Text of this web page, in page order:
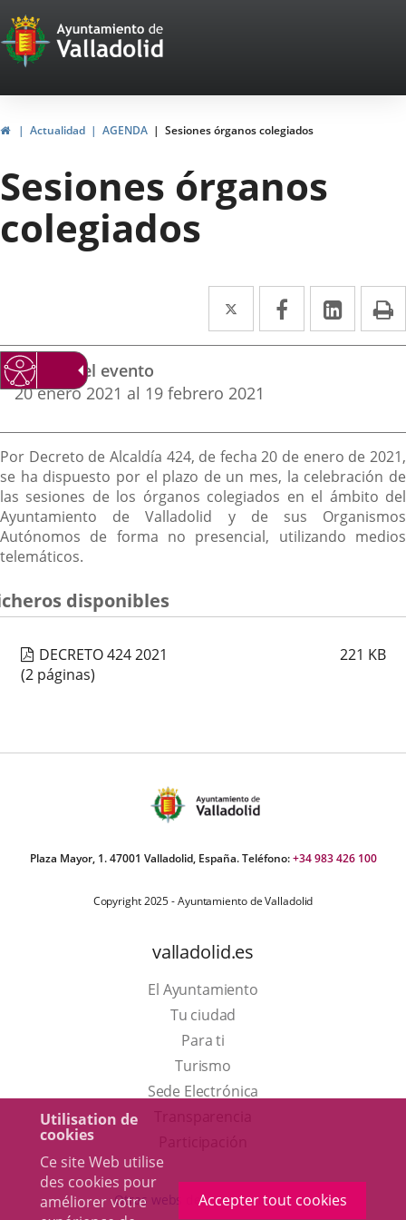
Utilisation de
cookies
Ce site Web utilise
des cookies pour
améliorer votre
Accepter tout cookies
Portal
Web
del
Ayuntamiento
de
Valladolid
InicioActualidad AGENDA Sesiones órganos colegiados
Sesiones órganos
colegiados
Twitter
Enlace
a
aplicación
externa.
Facebook
Enlace
a
externa.
Enlace
a
Datos
del
evento
Fechas del evento
20 enero 2021 al 19 febrero 2021
Descripción
Por Decreto de Alcaldía 424, de fecha 20 de enero de 2021,
se ha dispuesto por el plazo de un mes, la celebración de
las sesiones de los órganos colegiados en el ámbito del
Ayuntamiento de Valladolid y de sus Organismos
Autónomos de forma no presencial, utilizando medios
telemáticos.
disponibles
DECRETO 424 2021 221 KB
(2 páginas)
Plaza Mayor, 1. 47001 Valladolid, España. Teléfono:+34 983 426 100
Copyright 2025 - Ayuntamiento de Valladolid
valladolid.es
El Ayuntamiento
Tu ciudad
Para ti
TurismoEste
enlace
una
Sede Electrónica
externa.
Otras webs del ayuntamiento